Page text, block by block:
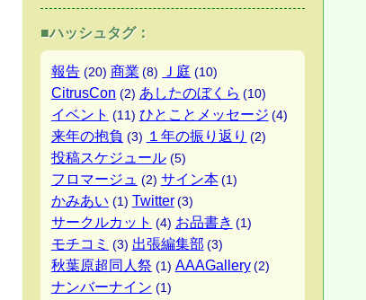
■ハッシュタグ：
報告 (20) 商業 (8) Ｊ庭 (10)
CitrusCon (2) あしたのぼくら (10)
イベント (11) ひとことメッセージ (4)
来年の抱負 (3) １年の振り返り (2)
投稿スケジュール (5)
フロマージュ (2) サイン本 (1)
かみあい (1) Twitter (3)
サークルカット (4) お品書き (1)
モチコミ (3) 出張編集部 (3)
秋葉原超同人祭 (1) AAAGallery (2)
ナンバーナイン (1)